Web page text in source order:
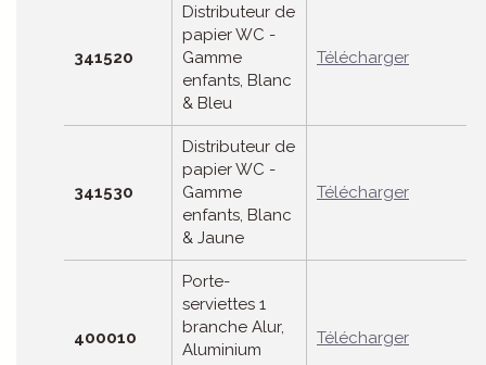
341520
Distributeur de
papier WC -
Gamme
enfants, Blanc
& Bleu
Télécharger
341530
Distributeur de
papier WC -
Gamme
enfants, Blanc
& Jaune
Télécharger
400010
Porte-
serviettes 1
branche Alur,
Aluminium
Télécharger